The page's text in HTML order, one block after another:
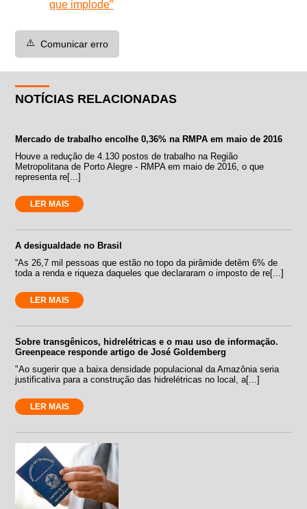
que implode”
⚠️ Comunicar erro
NOTÍCIAS RELACIONADAS
Mercado de trabalho encolhe 0,36% na RMPA em maio de 2016
Houve a redução de 4.130 postos de trabalho na Região
Metropolitana de Porto Alegre - RMPA em maio de 2016, o que
representa re[...]
LER MAIS
A desigualdade no Brasil
“As 26,7 mil pessoas que estão no topo da pirâmide detêm 6% de
toda a renda e riqueza daqueles que declararam o imposto de re[...]
LER MAIS
Sobre transgênicos, hidrelétricas e o mau uso de informação.
Greenpeace responde artigo de José Goldemberg
"Ao sugerir que a baixa densidade populacional da Amazônia seria
justificativa para a construção das hidrelétricas no local, a[...]
LER MAIS